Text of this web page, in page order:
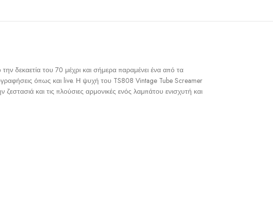
δεκαετία του 70 μέχρι και σήμερα παραμένει ένα από τα
όπως και live. Η ψυχή του TS808 Vintage Tube Screamer
και τις πλούσιες αρμονικές ενός λαμπάτου ενισχυτή και